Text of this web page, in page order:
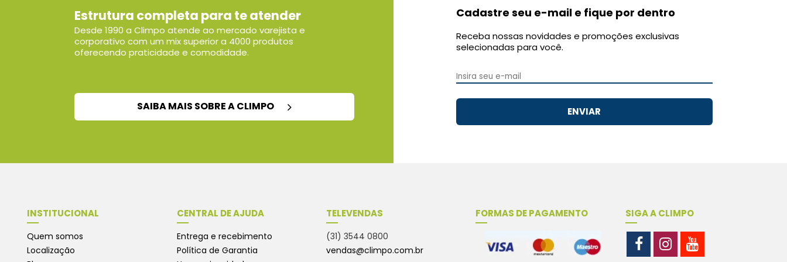
Estrutura completa para te atender
Desde 1990 a Climpo atende ao mercado varejista e
corporativo com um mix superior a 4000 produtos
oferecendo praticidade e comodidade.
SAIBA MAIS SOBRE A CLIMPO
Cadastre seu e-mail e fique por dentro
Receba nossas novidades e promoções exclusivas
selecionadas para você.
ENVIAR
INSTITUCIONAL
Quem somos
Localização
CENTRAL DE AJUDA
Entrega e recebimento
Política de Garantia
TELEVENDAS
(31) 3544 0800
vendas@climpo.com.br
FORMAS DE PAGAMENTO SIGA A CLIMPO